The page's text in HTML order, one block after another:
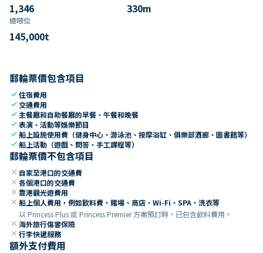
1,346 330m
總噸位
145,000t
郵輪票價包含項目
check住宿費用
check 交通費用
check 主餐廳和自助餐廳的早餐、午餐和晚餐
check表演、活動等娛樂節目
check船上設施使用費（健身中心、游泳池、按摩浴缸、俱樂部酒廊、圖書館等）
check船上活動（遊戲、問答、手工課程等）
郵輪票價不包含項目
close 自家至港口的交通費
close 各個港口的交通費
close 靠港觀光遊費用
close 船上個人費用，例如飲料費、賭場、商店、Wi-Fi、SPA、洗衣等
以 Princess Plus 或 Princess Premier 方案預訂時，已包含飲料費用。
close 海外旅行傷害保險
close 行李快遞服務
額外支付費用